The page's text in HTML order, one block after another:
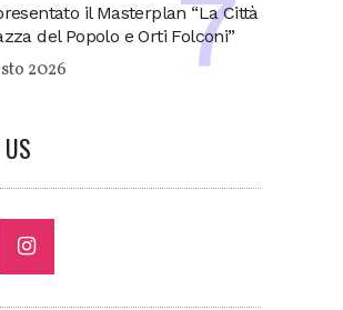
il Masterplan “La Città
del Popolo e Orti Folconi”
2026